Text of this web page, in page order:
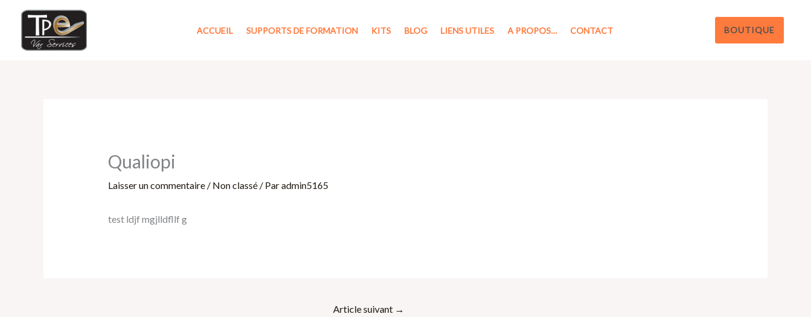
contenu
ACCUEIL SUPPORTS DE FORMATION KITS BLOG LIENS UTILES A PROPOS… CONTACT BOUTIQUE
Qualiopi
Laisser un commentaire / Non classé/ Paradmin5165
test ldjf mgjlldfllf g
Article suivant →